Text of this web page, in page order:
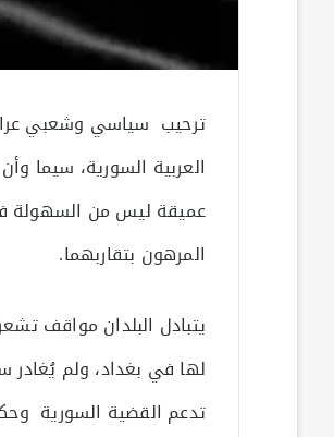
ترحيب سياسي وشعبي
العربية السورية، سيما
عميقة ليس من السهولة فكّ
المرهون بتقاربهما.
يتبادل البلدان مواقف
لها في بغداد، ولم
تدعم القضية السورية